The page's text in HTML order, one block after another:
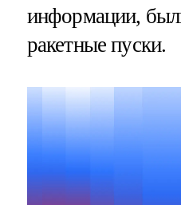
информации,
ракетные пуски.